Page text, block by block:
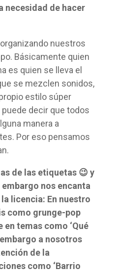
necesidad de hacer
nuestros
Básicamente quien
es quien se lleva el
se mezclen sonidos,
estilo súper
decir que todos
manera a
Por eso pensamos
de las etiquetas 😉 y
nos encanta
licencia: En nuestro
como grunge-pop
en temas como ‘Qué
a nosotros
de la
como ‘Barrio